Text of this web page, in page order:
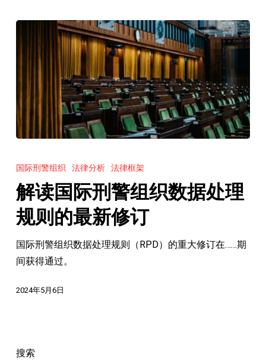
的
主
要
新
读
国
际
刑
警
组
织
据
规
国际刑警组织 法律分析 法律框架
解读国际刑警组织数据处理
规则的最新修订
国际刑警组织数据处理规则（RPD）的重大修订在……期
间获得通过。
2024年5月6日
搜索